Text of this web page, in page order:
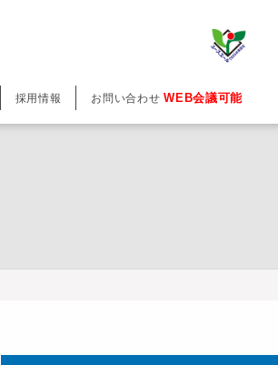
採用情報 お問い合わせWEB会議可能